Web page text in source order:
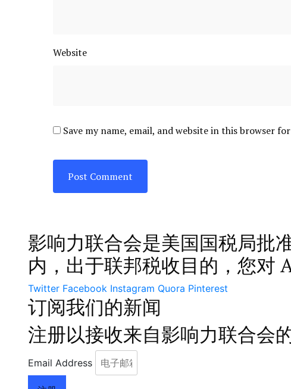
Website
Save my name, email, and website in this browser
影响力联合会是美国国税局批
内，出于联邦税收目的，您对
Twitter Facebook Instagram Quora Pinterest
订阅我们的新闻​
注册以接收来自影响力联合会
Email Address